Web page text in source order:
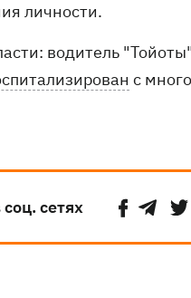
личности.
водитель
с
сетях